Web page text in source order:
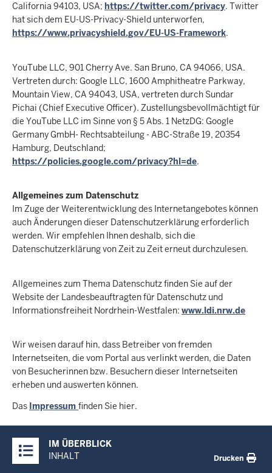
California 94103, USA; https://twitter.com/privacy. Twitter
hat sich dem EU-US-Privacy-Shield unterworfen,
https://www.privacyshield.gov/EU-US-Framework.
YouTube LLC, 901 Cherry Ave. San Bruno, CA 94066, USA.
Vertreten durch: Google LLC, 1600 Amphitheatre Parkway,
Mountain View, CA 94043, USA, vertreten durch Sundar
Pichai (Chief Executive Officer). Zustellungsbevollmächtigt für
die YouTube LLC im Sinne von § 5 Abs. 1 NetzDG: Google
Germany GmbH- Rechtsabteilung - ABC-Straße 19, 20354
Hamburg, Deutschland;
https://policies.google.com/privacy?hl=de.
Allgemeines zum Datenschutz
Im Zuge der Weiterentwicklung des Internetangebotes können
auch Änderungen dieser Datenschutzerklärung erforderlich
werden. Wir empfehlen Ihnen deshalb, sich die
Datenschutzerklärung von Zeit zu Zeit erneut durchzulesen.
Allgemeines zum Thema Datenschutz finden Sie auf der
Website der Landesbeauftragten für Datenschutz und
Informationsfreiheit Nordrhein-Westfalen: www.ldi.nrw.de
Wir weisen darauf hin, dass Betreiber von fremden
Internetseiten, die vom Portal aus verlinkt werden, die Daten
von Besucherinnen bzw. Besuchern dieser Internetseiten
erheben und auswerten können.
Das Impressum finden Sie hier.
Inhalte
IM ÜBERBLICK
INHALT
Drucken